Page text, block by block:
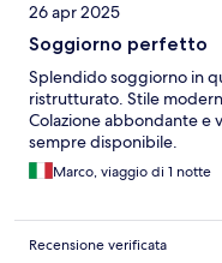
26 apr 2025
Soggiorno perfetto
Splendido soggiorno in
ristrutturato. Stile
Colazione abbondante e
sempre disponibile.
Marco, viaggio di 1 notte
Recensione verificata